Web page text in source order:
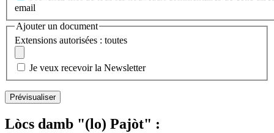
email
Ajouter un document
Extensions autorisées : toutes
Je veux recevoir la Newsletter
Lòcs damb "(lo) Pajòt" :